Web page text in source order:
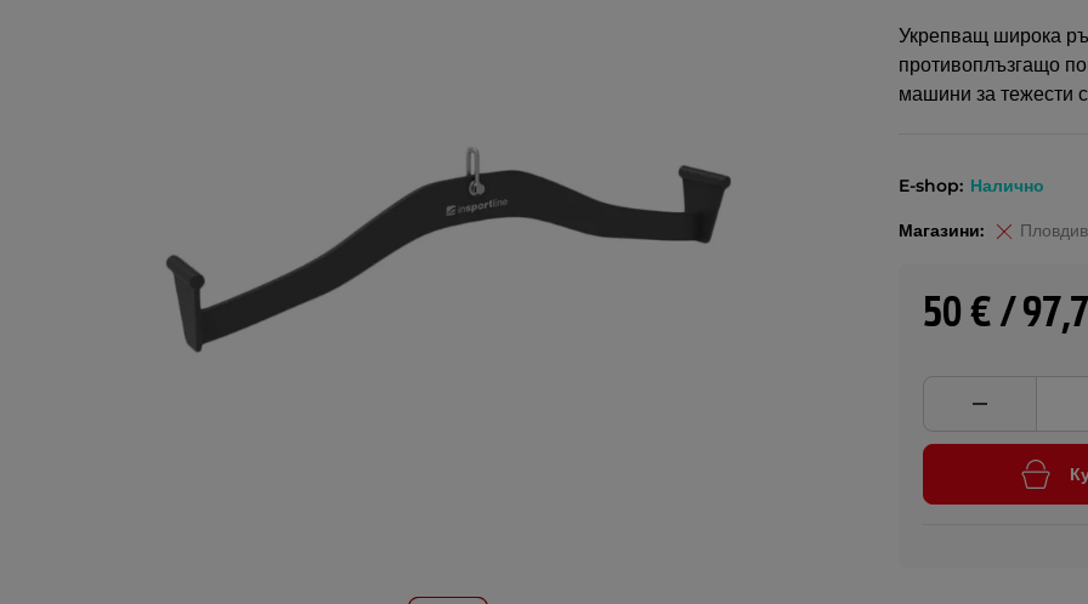
Укрепващ широка
противоплъзгащо
машини за тежести
E-shop: Налично
Магазини: Пловдив
50 € /